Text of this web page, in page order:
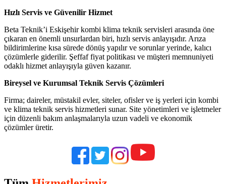
Hızlı Servis ve Güvenilir Hizmet
Beta Teknik’i Eskişehir kombi klima teknik servisleri arasında öne
çıkaran en önemli unsurlardan biri, hızlı servis anlayışıdır. Arıza
bildirimlerine kısa sürede dönüş yapılır ve sorunlar yerinde, kalıcı
çözümlerle giderilir. Şeffaf fiyat politikası ve müşteri memnuniyeti
odaklı hizmet anlayışıyla güven kazanır.
Bireysel ve Kurumsal Teknik Servis Çözümleri
Firma; daireler, müstakil evler, siteler, ofisler ve iş yerleri için kombi
ve klima teknik servis hizmetleri sunar. Site yönetimleri ve işletmeler
için düzenli bakım anlaşmalarıyla uzun vadeli ve ekonomik
çözümler üretir.